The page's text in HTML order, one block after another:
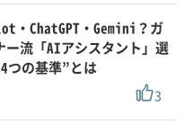
・ChatGPT・Gemini？ガ
ー流「AIアシスタント」選
つの基準”とは
3